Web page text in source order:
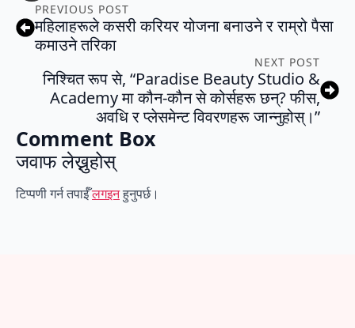
PREVIOUS POST
महिलाहरूले कसरी करियर योजना बनाउने र राम्रो पैसा
कमाउने तरिका
NEXT POST
निश्चित रूप से, “Paradise Beauty Studio &
Academy मा कौन-कौन से कोर्सहरू छन्? फीस,
अवधि र प्लेसमेन्ट विवरणहरू जान्नुहोस्।”
Comment Box
जवाफ लेख्नुहोस्
टिप्पणी गर्न तपाईँलगइनहुनुपर्छ।